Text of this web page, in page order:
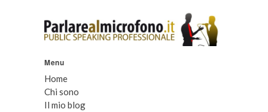
Menu
Home
Chi sono
Il mio blog